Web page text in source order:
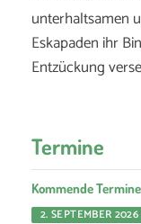
unterhaltsamen
Eskapaden ihr
Entzückung
Termine
Kommende Termine
2. SEPTEMBER